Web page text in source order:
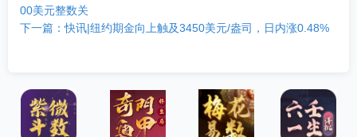
期避险资产的黄金，往往在低利率环境下走势强劲。
同时，该行补充称，黄金需求强劲主要得益于强劲的投资需
求、温和的央行买入，以及尽管金价上涨，但珠宝需求依然
00美元整数关
下一篇：快讯|纽约期金向上触及3450美元/盎司，日内涨0.48%